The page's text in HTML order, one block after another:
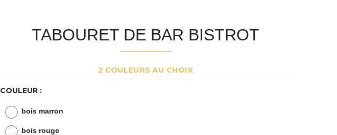
TABOURET DE BAR BISTROT
2 COULEURS AU CHOIX
COULEUR :
bois marron
bois rouge